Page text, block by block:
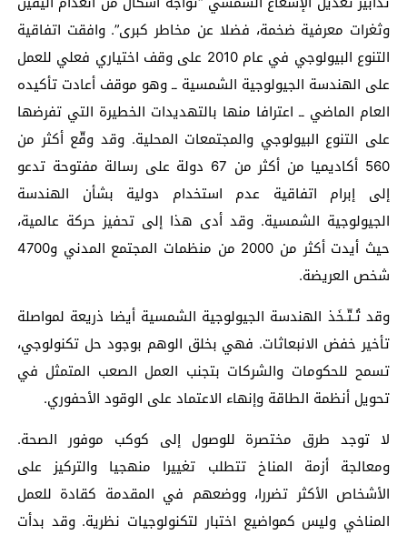
وثغرات معرفية ضخمة، فضلا عن مخاطر كبرى”. وافقت اتفاقية
التنوع البيولوجي في عام 2010 على وقف اختياري فعلي للعمل
على الهندسة الجيولوجية الشمسية ــ وهو موقف أعادت تأكيده
العام الماضي ــ اعترافا منها بالتهديدات الخطيرة التي تفرضها
على التنوع البيولوجي والمجتمعات المحلية. وقد وقّع أكثر من
560 أكاديميا من أكثر من 67 دولة على رسالة مفتوحة تدعو
إلى إبرام اتفاقية عدم استخدام دولية بشأن الهندسة
الجيولوجية الشمسية. وقد أدى هذا إلى تحفيز حركة عالمية،
حيث أيدت أكثر من 2000 من منظمات المجتمع المدني و4700
شخص العريضة.
وقد تُـتّـخَذ الهندسة الجيولوجية الشمسية أيضا ذريعة لمواصلة
تأخير خفض الانبعاثات. فهي بخلق الوهم بوجود حل تكنولوجي،
تسمح للحكومات والشركات بتجنب العمل الصعب المتمثل في
تحويل أنظمة الطاقة وإنهاء الاعتماد على الوقود الأحفوري.
لا توجد طرق مختصرة للوصول إلى كوكب موفور الصحة.
ومعالجة أزمة المناخ تتطلب تغييرا منهجيا والتركيز على
الأشخاص الأكثر تضررا، ووضعهم في المقدمة كقادة للعمل
المناخي وليس كمواضيع اختبار لتكنولوجيات نظرية. وقد بدأت